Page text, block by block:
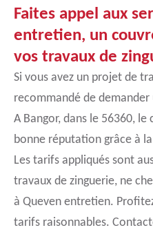
Faites appel aux
entretien, un
vos travaux de
Si vous avez un projet de
recommandé de
A Bangor, dans le 56360,
bonne réputation grâce à
Les tarifs appliqués sont
travaux de zinguerie, ne
à Queven entretien.
tarifs raisonnables.